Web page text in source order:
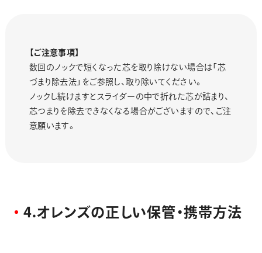
【ご注意事項】
数回のノックで短くなった芯を取り除けない場合は「芯
づまり除去法」をご参照し、取り除いてください。
ノックし続けますとスライダーの中で折れた芯が詰まり、
芯つまりを除去できなくなる場合がございますので、ご注
意願います。
4.オ レンズの正 しい保管・携帯方法